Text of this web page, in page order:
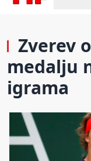
Zverev
medalju
igrama